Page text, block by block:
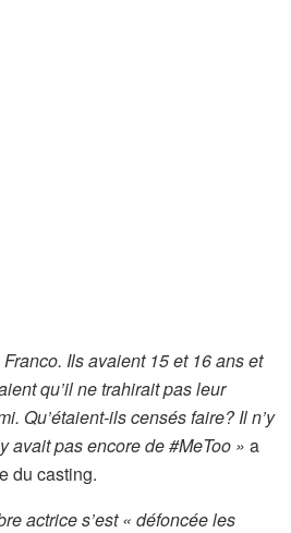
Ils avaient 15 et 16 ans et
qu’il ne trahirait pas leur
Qu’étaient-ils censés faire? Il n’y
avait pas encore de #MeToo » a
du casting.
actrice s’est « défoncée les